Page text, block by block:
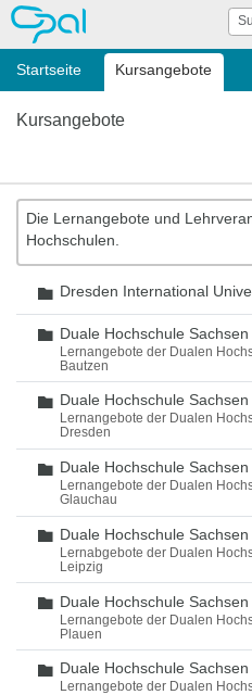
OPAL
Startseite Kursangebote
Kursangebote
Die Lernangebote und
Hochschulen.
Ordner
Dresden International
Ordner
Duale Hochschule
Lernangebote der Dualen
Bautzen
Ordner
Duale Hochschule
Lernangebote der Dualen
Dresden
Ordner
Duale Hochschule
Lernangebote der Dualen
Glauchau
Ordner
Duale Hochschule
Lernabgebote der Dualen
Leipzig
Ordner
Duale Hochschule
Lernangebote der Dualen
Plauen
Ordner
Duale Hochschule
Lernangebote der Dualen